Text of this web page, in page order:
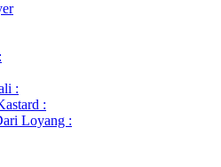
:
:
Loyang :